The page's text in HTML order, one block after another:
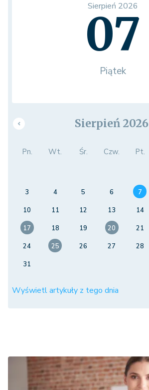
Sierpień 2026
07
Piątek
Sierpień 2026
Pn. Wt. Śr. Czw. Pt.
3
4 5 6 7
10
11 12 13 14
17
18 19 20 21
24
25 26 27 28
31
Wyświetl artykuły z tego dnia